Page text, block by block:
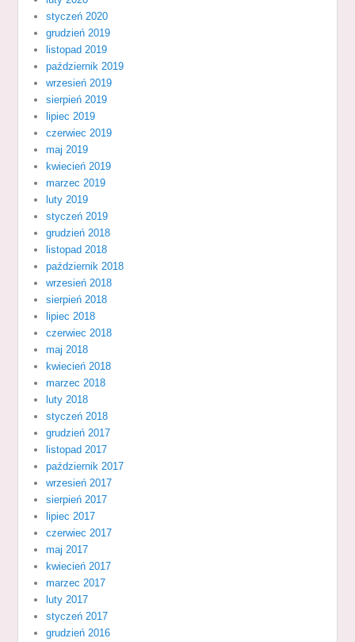
styczeń 2020
grudzień 2019
listopad 2019
październik 2019
wrzesień 2019
sierpień 2019
lipiec 2019
czerwiec 2019
maj 2019
kwiecień 2019
marzec 2019
luty 2019
styczeń 2019
grudzień 2018
listopad 2018
październik 2018
wrzesień 2018
sierpień 2018
lipiec 2018
czerwiec 2018
maj 2018
kwiecień 2018
marzec 2018
luty 2018
styczeń 2018
grudzień 2017
listopad 2017
październik 2017
wrzesień 2017
sierpień 2017
lipiec 2017
czerwiec 2017
maj 2017
kwiecień 2017
marzec 2017
luty 2017
styczeń 2017
grudzień 2016